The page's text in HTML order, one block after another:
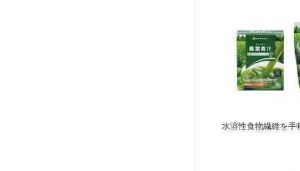
水溶性食物繊維を手